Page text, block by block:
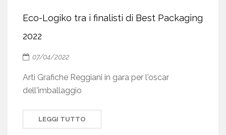
Eco-Logiko tra i finalisti di Best Packaging
2022
07/04/2022
Arti Grafiche Reggiani in gara per l'oscar
dell'imballaggio
LEGGI TUTTO